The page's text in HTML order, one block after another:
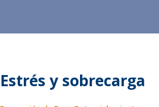
Estrés y sobrecarga